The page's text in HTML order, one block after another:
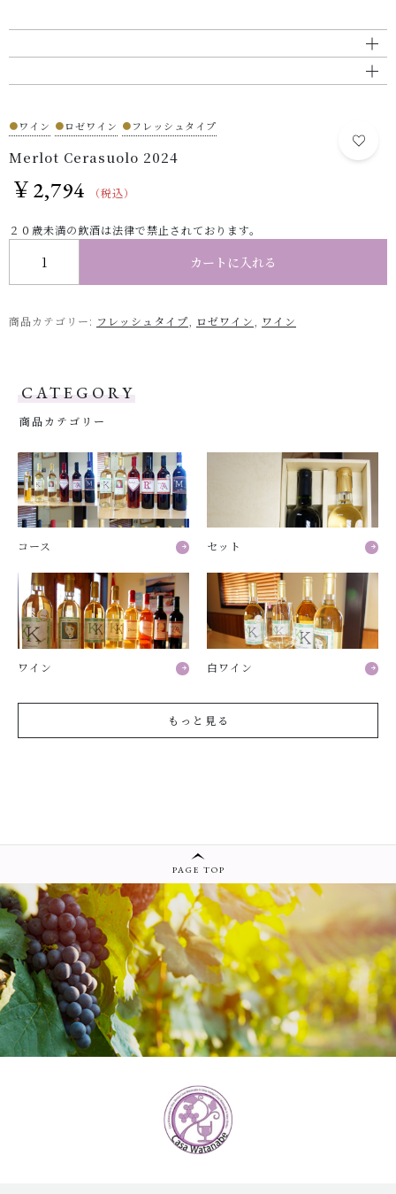
● ワイン ● ロゼワイン ● フレッシュタイプ
Merlot Cerasuolo 2024
￥2,794 （税込）
２０歳未満の飲酒は法律で禁止されております。
カートに入れる
商品カテゴリー: フレッシュタイプ ロゼワイン ワイン
CATEGORY
商品カテゴリー
コース セット
ワイン 白ワイン
もっと見る
PAGE TOP